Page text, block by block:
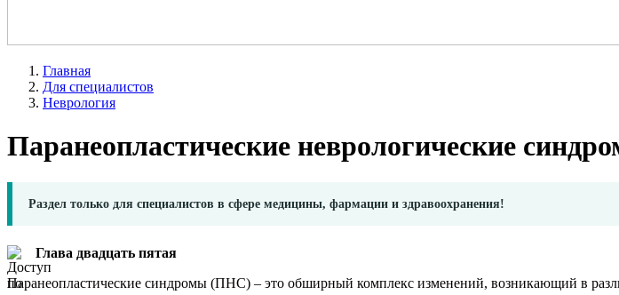
Главная
Для специалистов
Неврология
Паранеопластические неврологические
Раздел только для специалистов в сфере медицины, фармации и здравоохранения!
Глава двадцать пятая
Паранеопластические синдромы (ПНС) – это обширный комплекс изменений, возникающий в